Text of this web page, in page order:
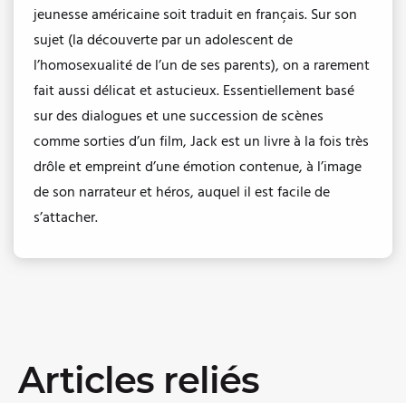
jeunesse américaine soit traduit en français. Sur son
sujet (la découverte par un adolescent de
l’homosexualité de l’un de ses parents), on a rarement
fait aussi délicat et astucieux. Essentiellement basé
sur des dialogues et une succession de scènes
comme sorties d’un film, Jack est un livre à la fois très
drôle et empreint d’une émotion contenue, à l’image
de son narrateur et héros, auquel il est facile de
s’attacher.
Articles reliés